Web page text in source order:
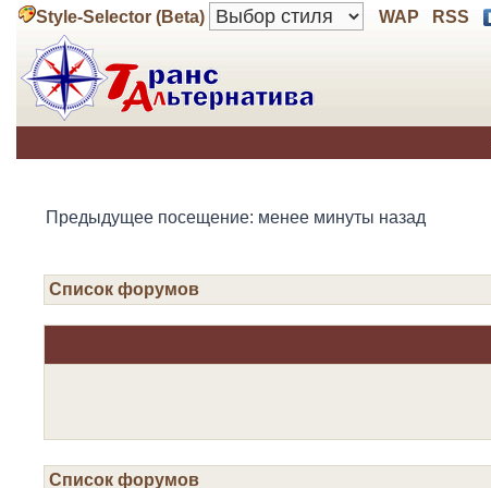
Style-Selector (Beta) WAP RSS
Предыдущее посещение: менее минуты назад
Список форумов
Список форумов